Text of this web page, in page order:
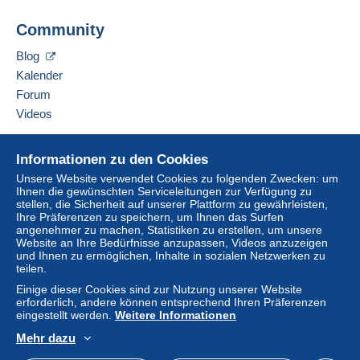
ab einem Kauf in Höhe von 100,00 €.
Diese Zone enthältein Land.
Versandoption
Zahlung per:
Brief (Standardformat/Kleinbrief)
Um auf die Lieferinformationen
Mitglied sein und sich einloggen.
Einlogg
en
Anmeld
en
Alle Zahlungen werden über die Delcampe- Website
12042 SE Sunnyside Rd. Unit #2022
Clackamas
Verkäufer kontaktieren
Diesen Verkäufer zu meiner schwarzen Liste
Informationen zu den Cookies
Unsere Website verwendet Cookies zu folgenden Zwecken: um
Ihnen die gewünschten Serviceleitungen zur Verfügung zu
stellen, die Sicherheit auf unserer Plattform zu gewährleisten,
Ihre Präferenzen zu speichern, um Ihnen das Surfen
angenehmer zu machen, Statistiken zu erstellen, um unsere
Website an Ihre Bedürfnisse anzupassen, Videos anzuzeigen
und Ihnen zu ermöglichen, Inhalte in sozialen Netzwerken zu
teilen.
Einige dieser Cookies sind zur Nutzung unserer Website
erforderlich, andere können entsprechend Ihren Präferenzen
eingestellt werden. Weitere Informationen
Mehr dazu
Community
Blog
Kalender
Forum
Videos
Online-Hilfe
Auf Delcampe kaufen
Auf Delcampe verkaufen
Eine sichere Website